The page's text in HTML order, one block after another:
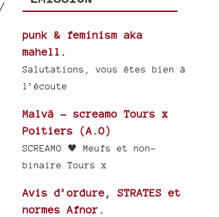
punk & feminism aka
mahell.
Salutations, vous êtes bien à
l’écoute
Malvä - screamo Tours x
Poitiers (A.O)
SCREAMO 🖤 Meufs et non-
binaire Tours x
Avis d’ordure, STRATES et
normes Afnor.